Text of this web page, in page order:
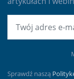
Sprawdź naszą